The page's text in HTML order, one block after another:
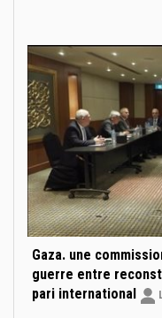
années une ville
Gaza. une
guerre entre
pari international